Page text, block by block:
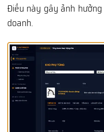
Điều này gây ảnh
doanh.